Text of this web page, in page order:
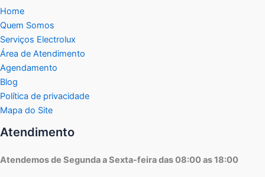
Home
Quem Somos
Serviços Electrolux
Área de Atendimento
Agendamento
Blog
Política de privacidade
Mapa do Site
Atendimento
Atendemos de Segunda a Sexta-feira das 08:00 as 18:00